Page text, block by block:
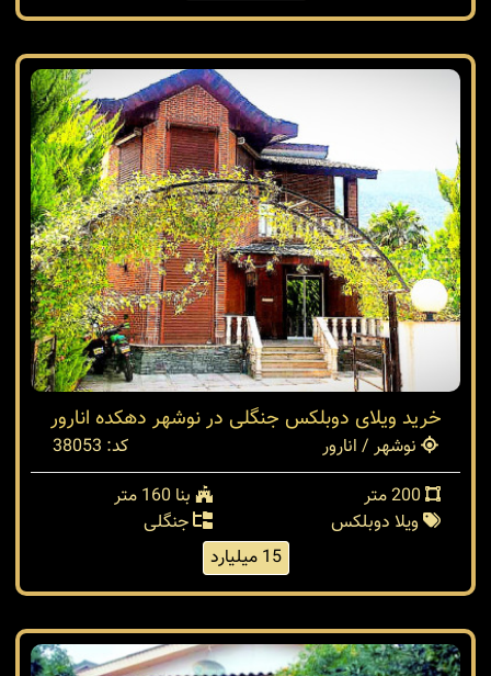
خرید ویلای دوبلکس جنگلی در نوشهر دهکده انارور
نوشهر / انارور
کد: 38053
بنا 160 متر
ویلا دوبلکس
جنگلی
15 میلیارد